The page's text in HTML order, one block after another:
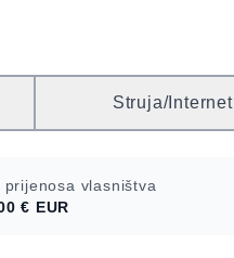
Struja/Internet
prijenosa vlasništva
€ EUR